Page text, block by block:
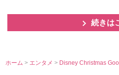
続きは
ホーム > エンタメ> Disney Christmas